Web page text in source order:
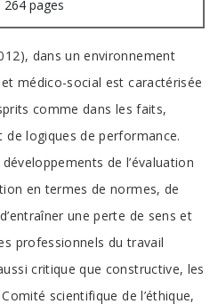
264 pages
dans un environnement
médico-social est caractérisée
comme dans les faits,
de logiques de performance.
de l’évaluation
en termes de normes, de
une perte de sens et
professionnels du travail
critique que constructive, les
scientifique de l’éthique,